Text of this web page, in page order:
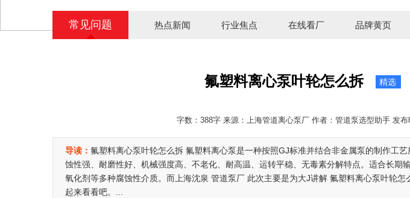
常见问题 热点新闻 行业焦点 在线看厂 品牌黄页
氟塑料离心泵叶轮怎么拆 精选
字数：388字 来源：上海管道离心泵厂 作者：管道泵选型助手 发布
导读： 氟塑料离心泵叶轮怎么拆 氟塑料离心泵是一种按照GJ标准并结合非金属泵的制作工
蚀性强、耐磨性好、机械强度高、不老化、耐高温、运转平稳、无毒素分解特点。适合长期
氧化剂等多种腐蚀性介质。而上海沈泉 管道泵厂 此次主要是为大J讲解 氟塑料离心泵叶轮
起来看看吧。...